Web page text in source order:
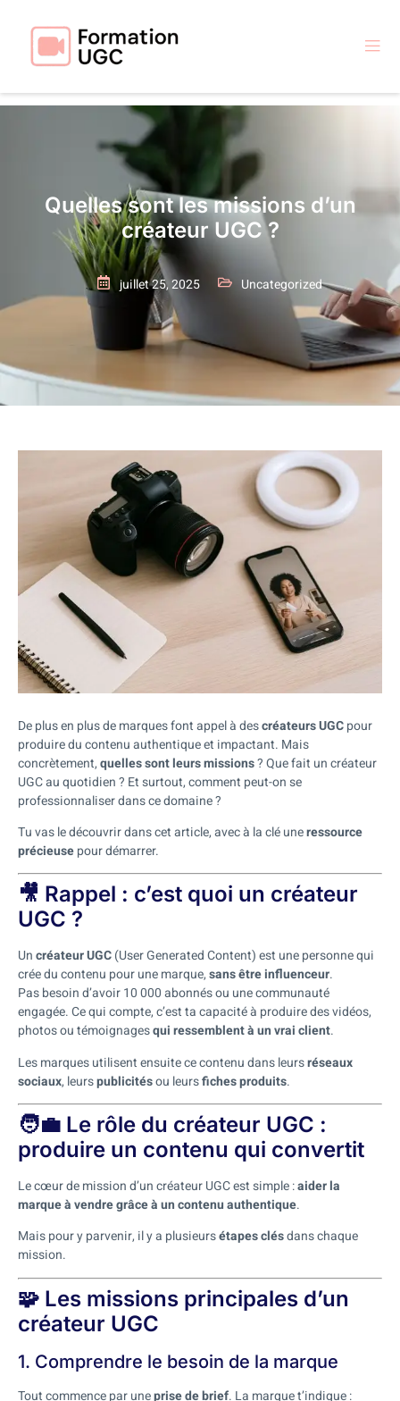
Quelles sont les missions d’un
créateur UGC ?
juillet 25, 2025 Uncategorized
De plus en plus de marques font appel à descréateurs UGCpour
produire du contenu authentique et impactant. Mais
concrètement,quelles sont leurs missions? Que fait un créateur
UGC au quotidien ? Et surtout, comment peut-on se
professionnaliser dans ce domaine ?
Tu vas le découvrir dans cet article, avec à la clé uneressource
précieusepour démarrer.
🎥 Rappel : c’est quoi un créateur
UGC ?
Uncréateur UGC(User Generated Content) est une personne qui
crée du contenu pour une marque,sans être influenceur.
Pas besoin d’avoir 10 000 abonnés ou une communauté
engagée. Ce qui compte, c’est ta capacité à produire des vidéos,
photos ou témoignagesqui ressemblent à un vrai client.
Les marques utilisent ensuite ce contenu dans leursréseaux
sociaux, leurspublicitésou leursfiches produits.
🧑‍💼 Le rôle du créateur UGC :
produire un contenu qui convertit
Le cœur de mission d’un créateur UGC est simple :aider la
marque à vendre grâce à un contenu authentique.
Mais pour y parvenir, il y a plusieursétapes clésdans chaque
mission.
🧩 Les missions principales d’un
créateur UGC
1. Comprendre le besoin de la marque
Tout commence par uneprise de brief. La marque t’indique :